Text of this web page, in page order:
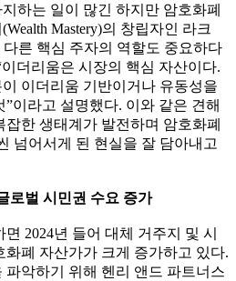
하는 일이 많긴 하지만 암호화폐
Mastery)의 창립자인 라크
른 핵심 주자의 역할도 중요하다
더리움은 시장의 핵심 자산이다.
이더리움 기반이거나 유동성을
이라고 설명했다. 이와 같은 견해
한 생태계가 발전하며 암호화폐
넘어서게 된 현실을 잘 담아내고
로벌 시민권 수요 증가
2024년 들어 대체 거주지 및 시
폐 자산가가 크게 증가하고 있다.
파악하기 위해 헨리 앤드 파트너스